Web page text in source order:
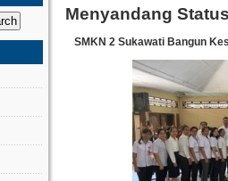
Menyandang
SMKN 2 Sukawati Bangun